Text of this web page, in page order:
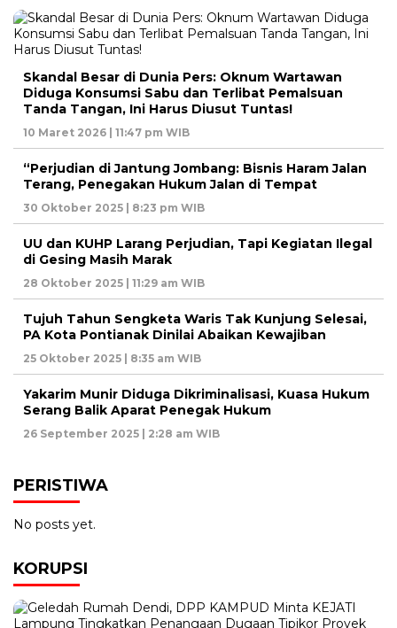
Skandal Besar di Dunia Pers: Oknum Wartawan
Diduga Konsumsi Sabu dan Terlibat Pemalsuan
Tanda Tangan, Ini Harus Diusut Tuntas!
10 Maret 2026 | 11:47 pm WIB
“Perjudian di Jantung Jombang: Bisnis Haram Jalan
Terang, Penegakan Hukum Jalan di Tempat
30 Oktober 2025 | 8:23 pm WIB
UU dan KUHP Larang Perjudian, Tapi Kegiatan Ilegal
di Gesing Masih Marak
28 Oktober 2025 | 11:29 am WIB
Tujuh Tahun Sengketa Waris Tak Kunjung Selesai,
PA Kota Pontianak Dinilai Abaikan Kewajiban
25 Oktober 2025 | 8:35 am WIB
Yakarim Munir Diduga Dikriminalisasi, Kuasa Hukum
Serang Balik Aparat Penegak Hukum
26 September 2025 | 2:28 am WIB
PERISTIWA
No posts yet.
KORUPSI